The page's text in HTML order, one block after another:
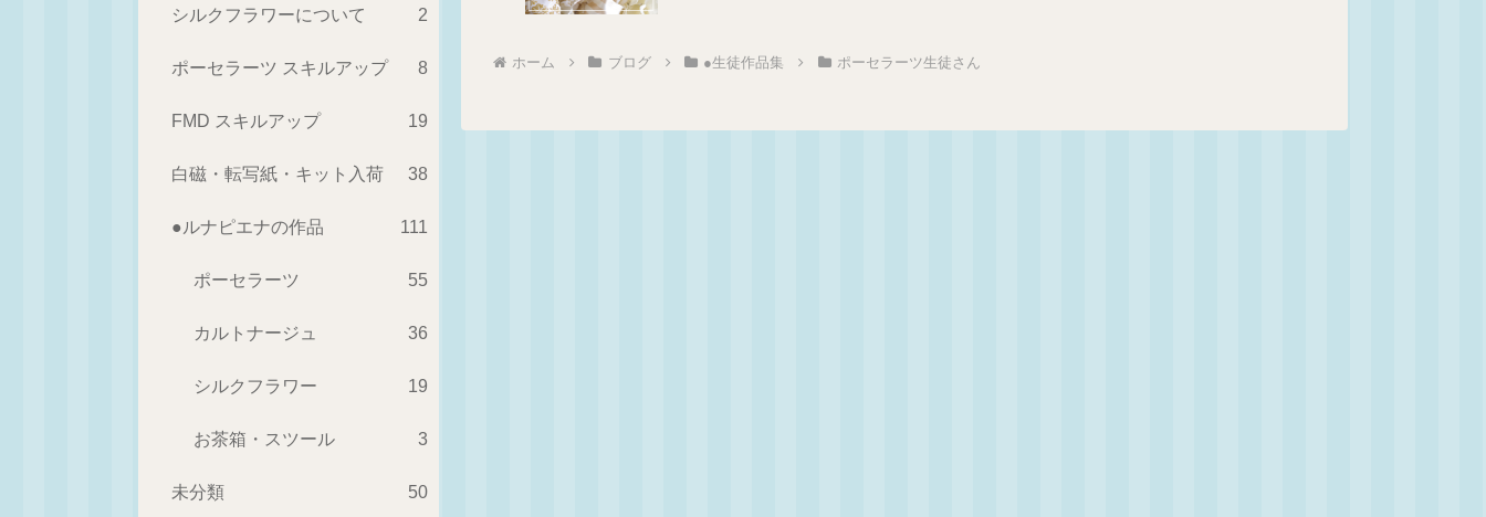
ホーム ブログ ●生徒作品集 ポーセラーツ生徒さん
シルクフラワーについて 2
ポーセラーツ スキルアップ 8
FMD スキルアップ 19
白磁・転写紙・キット入荷 38
●ルナピエナの作品 111
ポーセラーツ 55
カルトナージュ 36
シルクフラワー 19
お茶箱・スツール 3
未分類 50